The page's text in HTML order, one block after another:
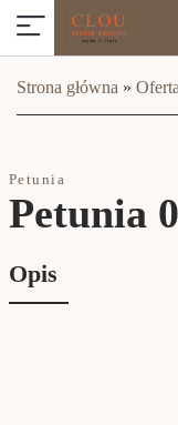
Strona główna » Oferta
Petunia
Petunia
Opis